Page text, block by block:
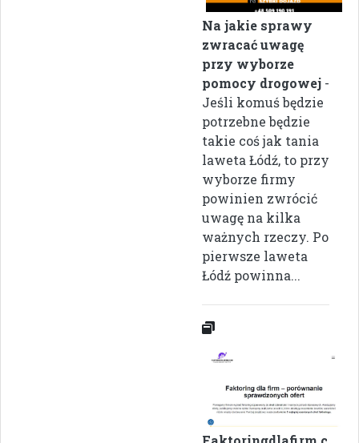
Na jakie sprawy
zwracać uwagę
przy wyborze
pomocy drogowej -
Jeśli komuś będzie
potrzebne będzie
takie coś jak tania
laweta Łódź, to przy
wyborze firmy
powinien zwrócić
uwagę na kilka
ważnych rzeczy. Po
pierwsze laweta
Łódź powinna...